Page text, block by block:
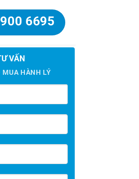
6695
VẤN
HÀNH LÝ